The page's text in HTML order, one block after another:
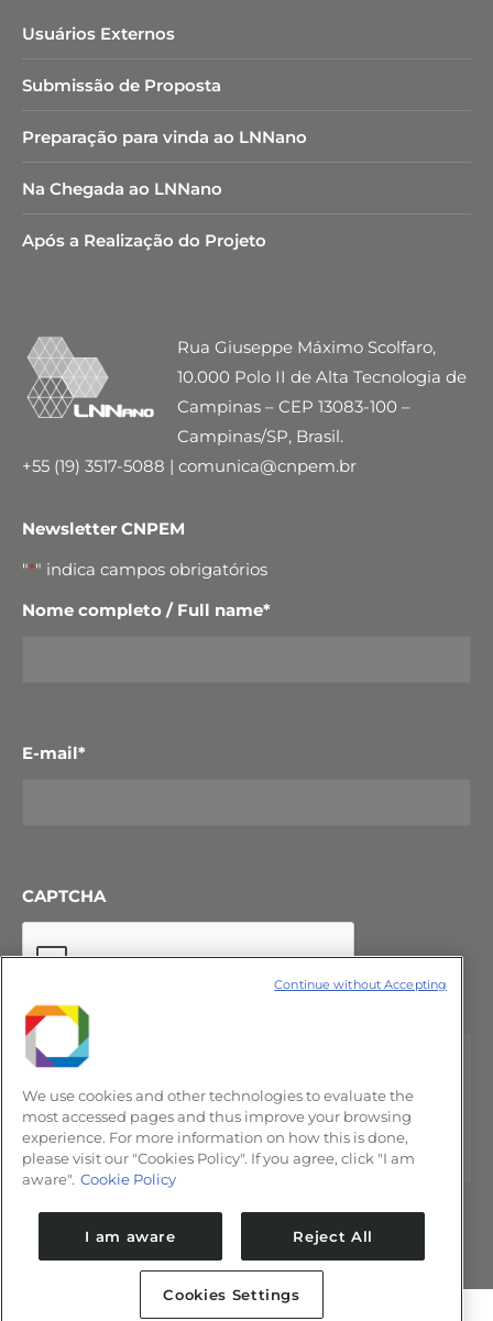
Usuários Externos
Submissão de Proposta
Preparação para vinda ao LNNano
Na Chegada ao LNNano
Após a Realização do Projeto
Rua Giuseppe Máximo Scolfaro,
10.000 Polo II de Alta Tecnologia de
Campinas – CEP 13083-100 –
Campinas/SP, Brasil.
+55 (19) 3517-5088 | comunica@cnpem.br
Newsletter CNPEM
"*" indica campos obrigatórios
Nome completo / Full name*
E-mail*
CAPTCHA
We use cookies and other technologies to evaluate the
most accessed pages and thus improve your browsing
experience. For more information on how this is done,
please visit our "Cookies Policy". If you agree, click "I am
aware". Cookie Policy
I am aware Reject All
Cookies Settings
Continue without Accepting